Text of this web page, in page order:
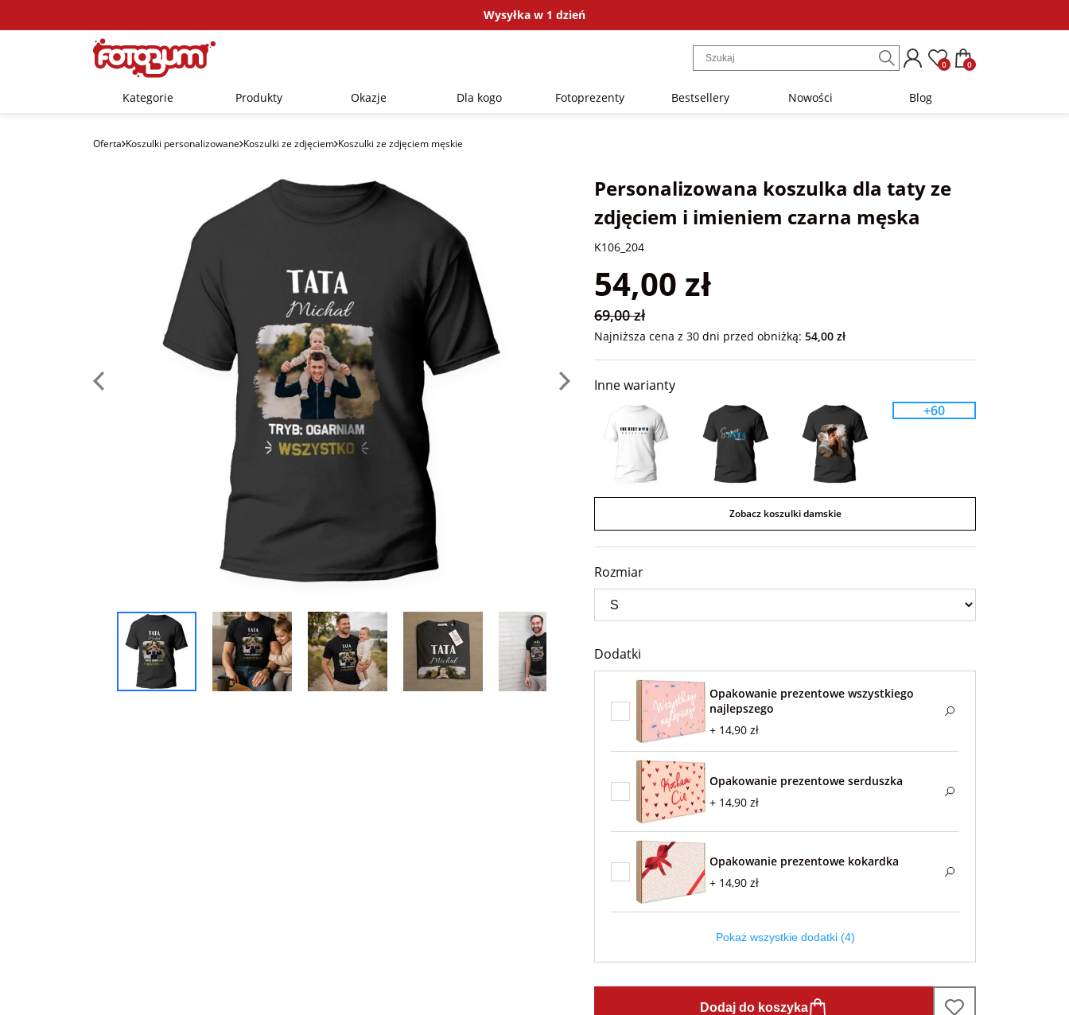
Wysyłka w 1 dzień
0 0
Kategorie Produkty Okazje Dla kogo Fotoprezenty Bestsellery Nowości Blog
Oferta Koszulki personalizowane Koszulki ze zdjęciem Koszulki ze zdjęciem męskie
Personalizowana koszulka dla taty ze
zdjęciem i imieniem czarna męska
K106_204
54,00 zł
69,00 zł
Najniższa cena z 30 dni przed obniżką: 54,00 zł
Inne warianty
+60
Zobacz koszulki damskie
Rozmiar
Dodatki
Opakowanie prezentowe wszystkiego
najlepszego
+ 14,90 zł
Opakowanie prezentowe serduszka
+ 14,90 zł
Opakowanie prezentowe kokardka
+ 14,90 zł
Pokaż wszystkie dodatki (4)
Dodaj do koszyka